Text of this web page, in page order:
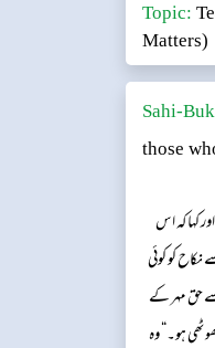
Topic:
Matters)
Sahi-
those
کہا کہ اس
کو کوئی
حق مہر کے
ہو۔“ وہ